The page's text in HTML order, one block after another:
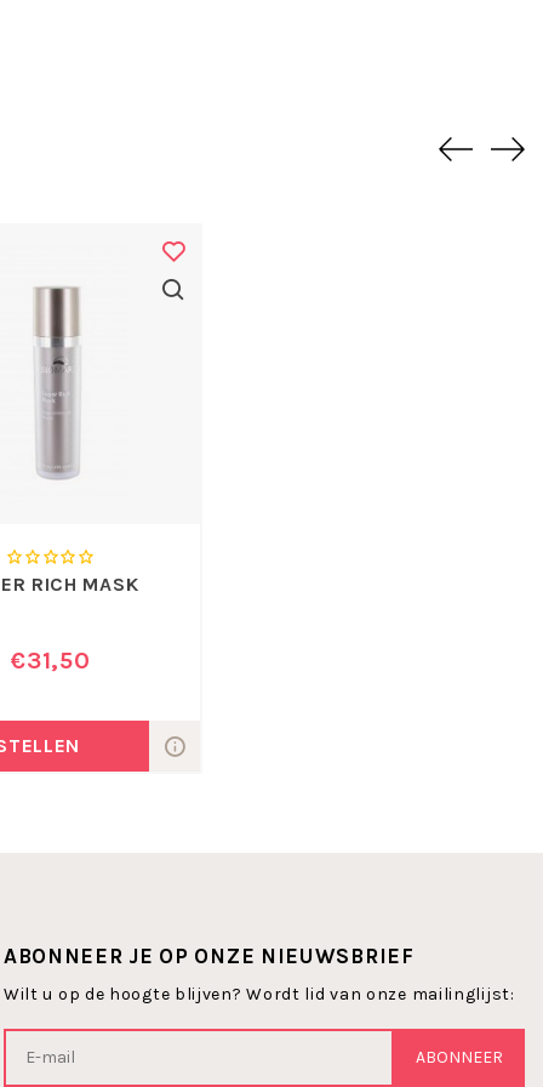
RICH MASK
€31,50
ABONNEER JE OP ONZE NIEUWSBRIEF
Wilt u op de hoogte blijven? Wordt lid van onze mailinglijst:
ABONNEER